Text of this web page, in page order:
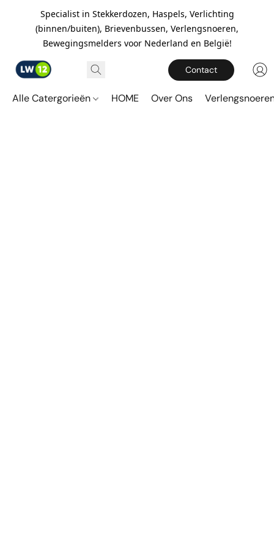
Specialist in Stekkerdozen, Haspels, Verlichting
(binnen/buiten), Brievenbussen, Verlengsnoeren,
Bewegingsmelders voor Nederland en België!
Contact
Alle Catergorieën HOME Over Ons